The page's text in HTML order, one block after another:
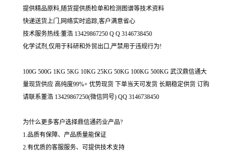
提供精品原料,随货提供质检单和检测图谱等技术资料
快递送货上门,网络实时追踪,客户满意省心
技术服务热线:董浩 13429867250 Q Q 3146738450
化学试剂,仅用于科研和外贸出口,严禁用于违规行为!
100G 500G 1KG 5KG 10KG 25KG 50KG 100KG 500KG 武汉鼎信通大
量现货供应 高纯度99%+ 优势现货 下单当天可发货 长期稳定供货 订购
请联系董浩 13429867250(微信同号) QQ 3146738450
为什么更多客户选择鼎信通药业产品?
1.品质有保障、产品质量能保证
2.有优质的客服服务、可提供技术支持